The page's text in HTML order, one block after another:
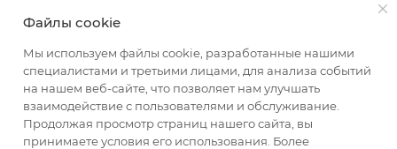
Файлы cookie
Мы используем файлы cookie, разработанные нашими
специалистами и третьими лицами, для анализа событий
на нашем веб-сайте, что позволяет нам улучшать
взаимодействие с пользователями и обслуживание.
Продолжая просмотр страниц нашего сайта, вы
принимаете условия его использования. Более